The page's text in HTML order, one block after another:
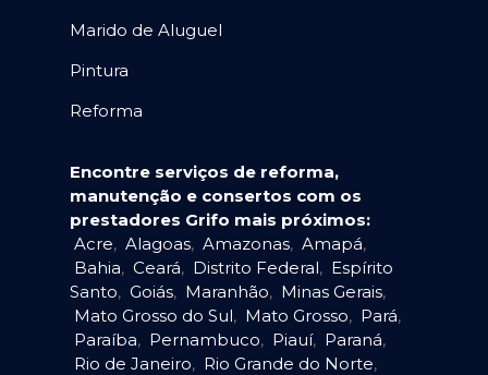
Marido de Aluguel
Pintura
Reforma
Encontre serviços de reforma,
manutenção e consertos com os
prestadores Grifo mais próximos:
Acre, Alagoas, Amazonas, Amapá,
Bahia, Ceará, Distrito Federal, Espírito
Santo, Goiás, Maranhão, Minas Gerais,
Mato Grosso do Sul, Mato Grosso, Pará,
Paraíba, Pernambuco, Piauí, Paraná,
Rio de Janeiro, Rio Grande do Norte,